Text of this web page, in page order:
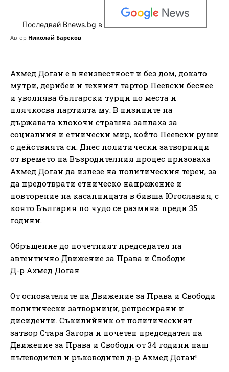
Последвай Bnews.bg в
Автор Николай Бареков
Ахмед Доган е в неизвестност и без дом, докато
мутри, дерибеи и техният тартор Пеевски беснее
и уволнява български турци по места и
плячкосва партията му. В низините на
държавата клокочи страшна заплаха за
социалния и етнически мир, който Пеевски руши
с действията си. Днес политически затворници
от времето на Възродителния процес призоваха
Ахмед Доган да излезе на политическия терен, за
да предотврати етническо напрежение и
повторение на касапницата в бивша Югославия, с
която България по чудо се размина преди 35
години.
Обръщение до почетният председател на
автентично Движение за Права и Свободи
Д-р Ахмед Доган
От основателите на Движение за Права и Свободи
политически затворници, репресирани и
дисиденти. Съкилийник от политическият
затвор Стара Загора и почетен председател на
Движение за Права и Свободи от 34 години наш
пътеводител и ръководител д-р Ахмед Доган!